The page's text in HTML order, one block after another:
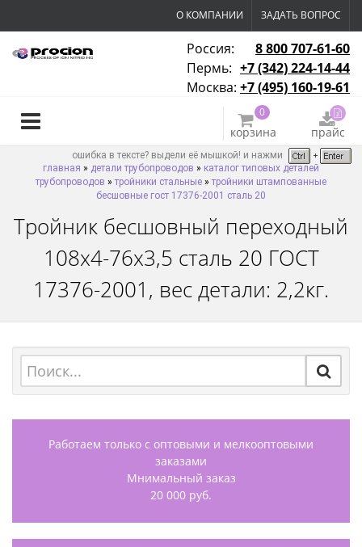
О КОМПАНИИ ЗАДАТЬ ВОПРОС
Россия:
8 800 707-61-60
Пермь: +7 (342) 224-14-44
Москва: +7 (495) 160-19-61
0
корзина прайс
ошибка в тексте? выдели её мышкой! и нажми
главная » детали трубопроводов » каталог типовых деталей
трубопроводов » тройники стальные » тройники штампованные
бесшовные гост 17376-2001 сталь 20
Тройник бесшовный переходный
108х4-76х3,5 сталь 20 ГОСТ
17376-2001, вес детали: 2,2кг.
Работаем только с оптовыми и мелкооптовыми
заказами
Мнимальный заказ
20 000 руб.